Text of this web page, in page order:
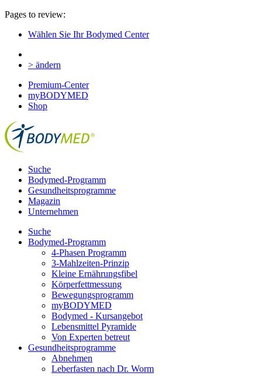
Pages to review:
Wählen Sie Ihr Bodymed Center
> ändern
Premium-Center
myBODYMED
Shop
Suche
Bodymed-Programm
Gesundheitsprogramme
Magazin
Unternehmen
Suche
Bodymed-Programm
4-Phasen Programm
3-Mahlzeiten-Prinzip
Kleine Ernährungsfibel
Körperfettmessung
Bewegungsprogramm
myBODYMED
Bodymed - Kursangebot
Lebensmittel Pyramide
Von Experten betreut
Gesundheitsprogramme
Abnehmen
Leberfasten nach Dr. Worm